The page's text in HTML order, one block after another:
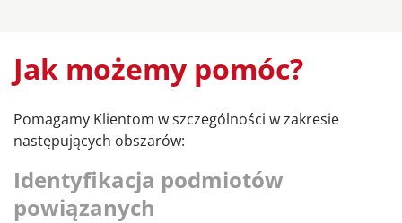
Jak możemy pomóc?
Pomagamy Klientom w szczególności w zakresie
następujących obszarów:
Identyfikacja podmiotów
powiązanych